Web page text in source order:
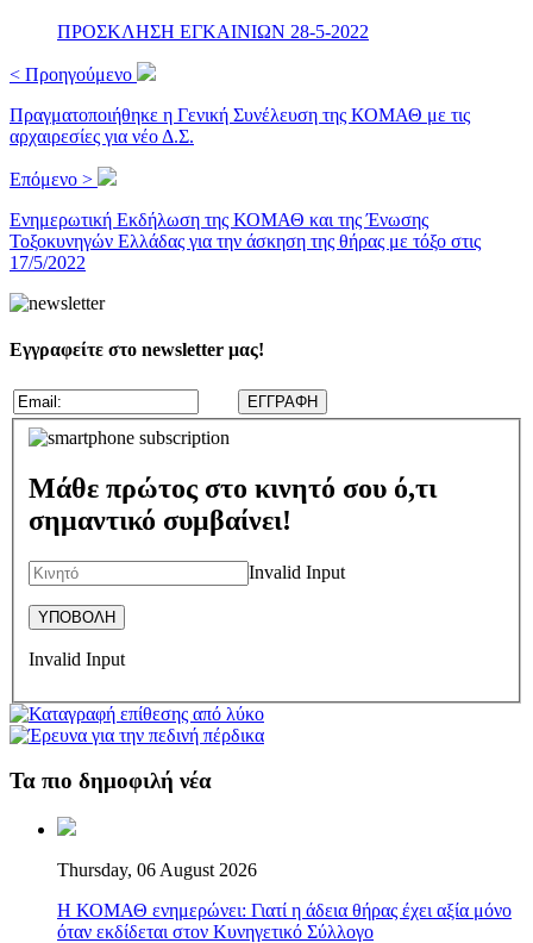
ΠΡΟΣΚΛΗΣΗ ΕΓΚΑΙΝΙΩΝ 28-5-2022
< Προηγούμενο
Πραγματοποιήθηκε η Γενική Συνέλευση της ΚΟΜΑΘ με τις
αρχαιρεσίες για νέο Δ.Σ.
Επόμενο >
Ενημερωτική Εκδήλωση της ΚΟΜΑΘ και της Ένωσης
Τοξοκυνηγών Ελλάδας για την άσκηση της θήρας με τόξο στις
17/5/2022
Εγγραφείτε στο newsletter μας!
Μάθε πρώτος στο κινητό σου ό,τι
σημαντικό συμβαίνει!
Invalid Input
Invalid Input
Τα πιο δημοφιλή νέα
Thursday, 06 August 2026
Η ΚΟΜΑΘ ενημερώνει: Γιατί η άδεια θήρας έχει αξία μόνο
όταν εκδίδεται στον Κυνηγετικό Σύλλογο